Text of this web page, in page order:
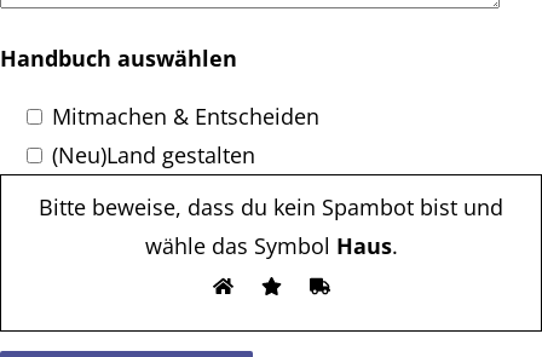
Handbuch auswählen
Mitmachen & Entscheiden
(Neu)Land gestalten
Bitte beweise, dass du kein Spambot bist und
wähle das Symbol Haus.